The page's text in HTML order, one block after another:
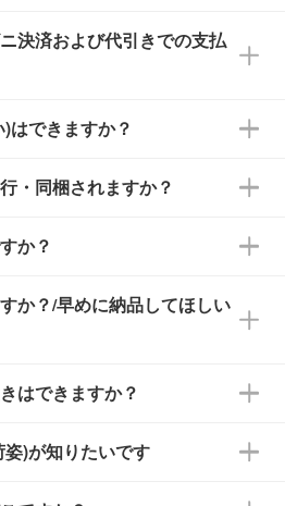
にお送りしております。混
時間をいただくこともご
、翌営業日以降のご連絡
決済および代引きでの支払
応となります。
はできますか？
願いしておりますが、自
翌月末払いに対応可能で
品で対策委員会や個人様
あれば、同様の条件でご
ッフまでお気軽にご相談
・同梱されますか？
依頼をいただいた場合の
タをメール添付でお送りし
ご注文に関する備考欄』
か？
個程度)
像の校了から約2週間～2
営業日で出荷いたしま
か？/早めに納品してほしい
合は、お問い合わせ・お
はできますか？
確保し、注文確定のご連
)が知りたいです